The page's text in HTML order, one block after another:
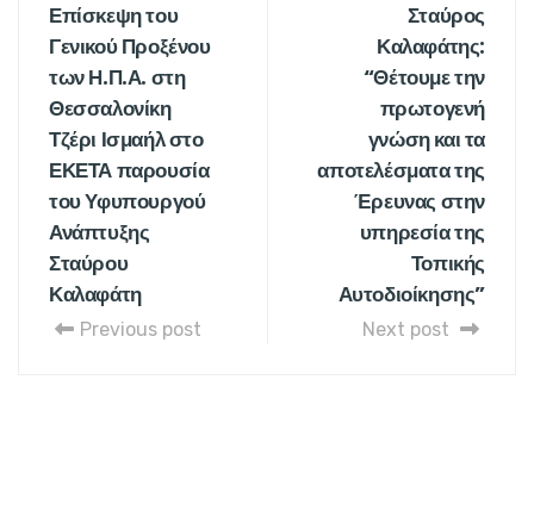
Επίσκεψη του
Γενικού Προξένου
των Η.Π.Α. στη
Θεσσαλονίκη
Τζέρι Ισμαήλ στο
ΕΚΕΤΑ παρουσία
του Υφυπουργού
Ανάπτυξης
Σταύρου
Καλαφάτη
Previous post
Σταύρος
Καλαφάτης:
“Θέτουμε την
πρωτογενή
γνώση και τα
αποτελέσματα της
Έρευνας στην
υπηρεσία της
Τοπικής
Αυτοδιοίκησης”
Next post